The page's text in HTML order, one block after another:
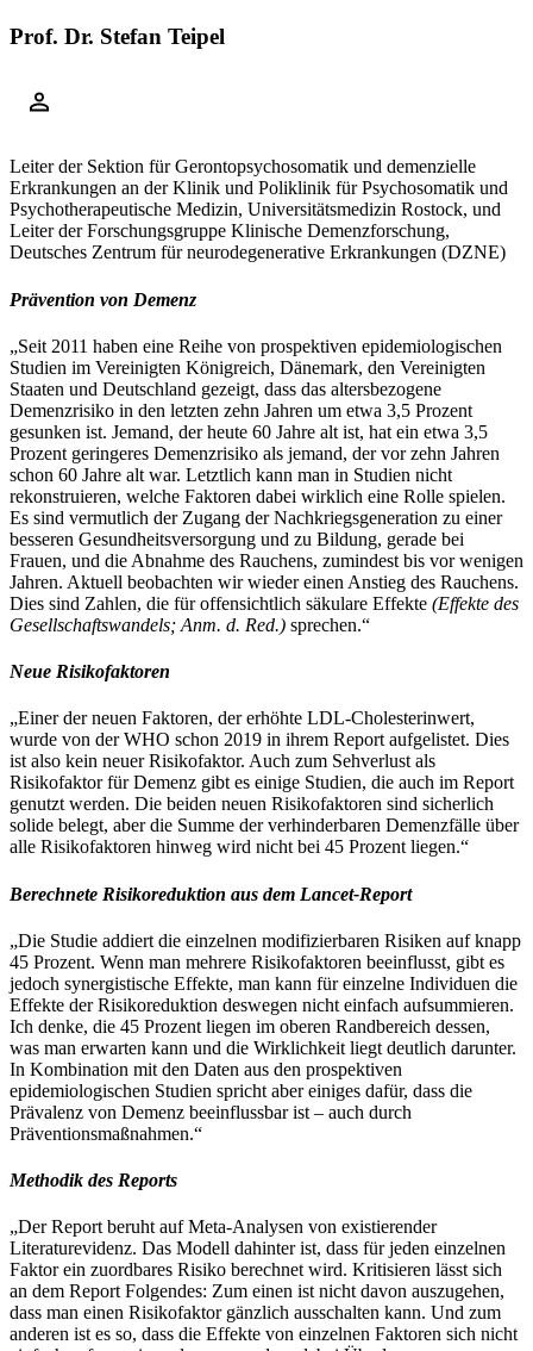
Prof. Dr. Stefan Teipel
Leiter der Sektion für Gerontopsychosomatik und demenzielle
Erkrankungen an der Klinik und Poliklinik für Psychosomatik und
Psychotherapeutische Medizin, Universitätsmedizin Rostock, und
Leiter der Forschungsgruppe Klinische Demenzforschung,
Deutsches Zentrum für neurodegenerative Erkrankungen (DZNE)
Prävention von Demenz
„Seit 2011 haben eine Reihe von prospektiven epidemiologischen
Studien im Vereinigten Königreich, Dänemark, den Vereinigten
Staaten und Deutschland gezeigt, dass das altersbezogene
Demenzrisiko in den letzten zehn Jahren um etwa 3,5 Prozent
gesunken ist. Jemand, der heute 60 Jahre alt ist, hat ein etwa 3,5
Prozent geringeres Demenzrisiko als jemand, der vor zehn Jahren
schon 60 Jahre alt war. Letztlich kann man in Studien nicht
rekonstruieren, welche Faktoren dabei wirklich eine Rolle spielen.
Es sind vermutlich der Zugang der Nachkriegsgeneration zu einer
besseren Gesundheitsversorgung und zu Bildung, gerade bei
Frauen, und die Abnahme des Rauchens, zumindest bis vor wenigen
Jahren. Aktuell beobachten wir wieder einen Anstieg des Rauchens.
Dies sind Zahlen, die für offensichtlich säkulare Effekte (Effekte des
Gesellschaftswandels; Anm. d. Red.) sprechen.“
Neue Risikofaktoren
„Einer der neuen Faktoren, der erhöhte LDL-Cholesterinwert,
wurde von der WHO schon 2019 in ihrem Report aufgelistet. Dies
ist also kein neuer Risikofaktor. Auch zum Sehverlust als
Risikofaktor für Demenz gibt es einige Studien, die auch im Report
genutzt werden. Die beiden neuen Risikofaktoren sind sicherlich
solide belegt, aber die Summe der verhinderbaren Demenzfälle über
alle Risikofaktoren hinweg wird nicht bei 45 Prozent liegen.“
Berechnete Risikoreduktion aus dem Lancet-Report
„Die Studie addiert die einzelnen modifizierbaren Risiken auf knapp
45 Prozent. Wenn man mehrere Risikofaktoren beeinflusst, gibt es
jedoch synergistische Effekte, man kann für einzelne Individuen die
Effekte der Risikoreduktion deswegen nicht einfach aufsummieren.
Ich denke, die 45 Prozent liegen im oberen Randbereich dessen,
was man erwarten kann und die Wirklichkeit liegt deutlich darunter.
In Kombination mit den Daten aus den prospektiven
epidemiologischen Studien spricht aber einiges dafür, dass die
Prävalenz von Demenz beeinflussbar ist – auch durch
Präventionsmaßnahmen.“
Methodik des Reports
„Der Report beruht auf Meta-Analysen von existierender
Literaturevidenz. Das Modell dahinter ist, dass für jeden einzelnen
Faktor ein zuordbares Risiko berechnet wird. Kritisieren lässt sich
an dem Report Folgendes: Zum einen ist nicht davon auszugehen,
dass man einen Risikofaktor gänzlich ausschalten kann. Und zum
anderen ist es so, dass die Effekte von einzelnen Faktoren sich nicht